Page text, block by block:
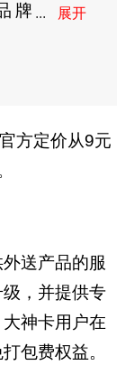
牌
方定价从9元
送产品的服
，并提供专
神卡用户在
包费权益。